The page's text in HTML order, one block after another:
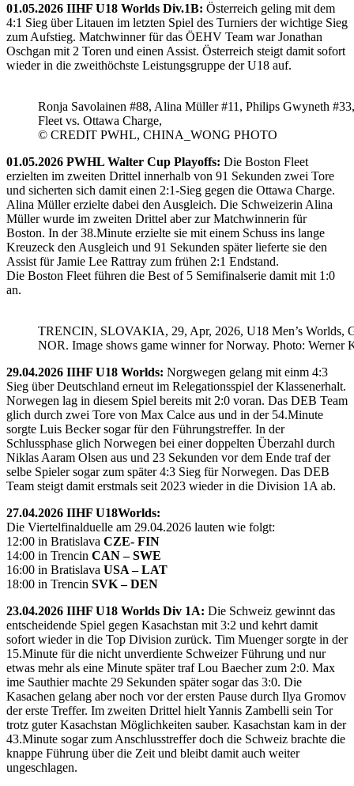
01.05.2026 IIHF U18 Worlds Div.1B: Österreich geling mit dem
4:1 Sieg über Litauen im letzten Spiel des Turniers der wichtige Sieg
zum Aufstieg. Matchwinner für das ÖEHV Team war Jonathan
Oschgan mit 2 Toren und einen Assist. Österreich steigt damit sofort
wieder in die zweithöchste Leistungsgruppe der U18 auf.
Ronja Savolainen #88, Alina Müller #11, Philips Gwyneth
Fleet vs. Ottawa Charge,
© CREDIT PWHL, CHINA_WONG PHOTO
01.05.2026 PWHL Walter Cup Playoffs: Die Boston Fleet
erzielten im zweiten Drittel innerhalb von 91 Sekunden zwei Tore
und sicherten sich damit einen 2:1-Sieg gegen die Ottawa Charge.
Alina Müller erzielte dabei den Ausgleich. Die Schweizerin Alina
Müller wurde im zweiten Drittel aber zur Matchwinnerin für
Boston. In der 38.Minute erzielte sie mit einem Schuss ins lange
Kreuzeck den Ausgleich und 91 Sekunden später lieferte sie den
Assist für Jamie Lee Rattray zum frühen 2:1 Endstand.
Die Boston Fleet führen die Best of 5 Semifinalserie damit mit 1:0
an.
TRENCIN, SLOVAKIA, 29, Apr, 2026, U18 Men’s Worlds,
NOR. Image shows game winner for Norway. Photo: Werner
29.04.2026 IIHF U18 Worlds: Norgwegen gelang mit einm 4:3
Sieg über Deutschland erneut im Relegationsspiel der Klassenerhalt.
Norwegen lag in diesem Spiel bereits mit 2:0 voran. Das DEB Team
glich durch zwei Tore von Max Calce aus und in der 54.Minute
sorgte Luis Becker sogar für den Führungstreffer. In der
Schlussphase glich Norwegen bei einer doppelten Überzahl durch
Niklas Aaram Olsen aus und 23 Sekunden vor dem Ende traf der
selbe Spieler sogar zum später 4:3 Sieg für Norwegen. Das DEB
Team steigt damit erstmals seit 2023 wieder in die Division 1A ab.
27.04.2026 IIHF U18Worlds:
Die Viertelfinalduelle am 29.04.2026 lauten wie folgt:
12:00 in Bratislava CZE- FIN
14:00 in Trencin CAN – SWE
16:00 in Bratislava USA – LAT
18:00 in Trencin SVK – DEN
23.04.2026 IIHF U18 Worlds Div 1A: Die Schweiz gewinnt das
entscheidende Spiel gegen Kasachstan mit 3:2 und kehrt damit
sofort wieder in die Top Division zurück. Tim Muenger sorgte in der
15.Minute für die nicht unverdiente Schweizer Führung und nur
etwas mehr als eine Minute später traf Lou Baecher zum 2:0. Max
ime Sauthier machte 29 Sekunden später sogar das 3:0. Die
Kasachen gelang aber noch vor der ersten Pause durch Ilya Gromov
der erste Treffer. Im zweiten Drittel hielt Yannis Zambelli sein Tor
trotz guter Kasachstan Möglichkeiten sauber. Kasachstan kam in der
43.Minute sogar zum Anschlusstreffer doch die Schweiz brachte die
knappe Führung über die Zeit und bleibt damit auch weiter
ungeschlagen.